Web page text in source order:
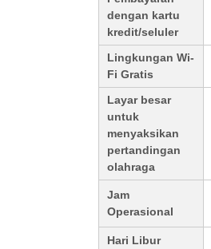
dengan kartu
kredit/seluler
Lingkungan Wi-
Fi Gratis
Layar besar
untuk
menyaksikan
pertandingan
olahraga
Jam
Operasional
Hari Libur